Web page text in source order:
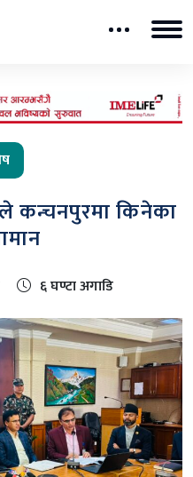
कन्चनपुरमा किनेका
६ घण्टा अगाडि